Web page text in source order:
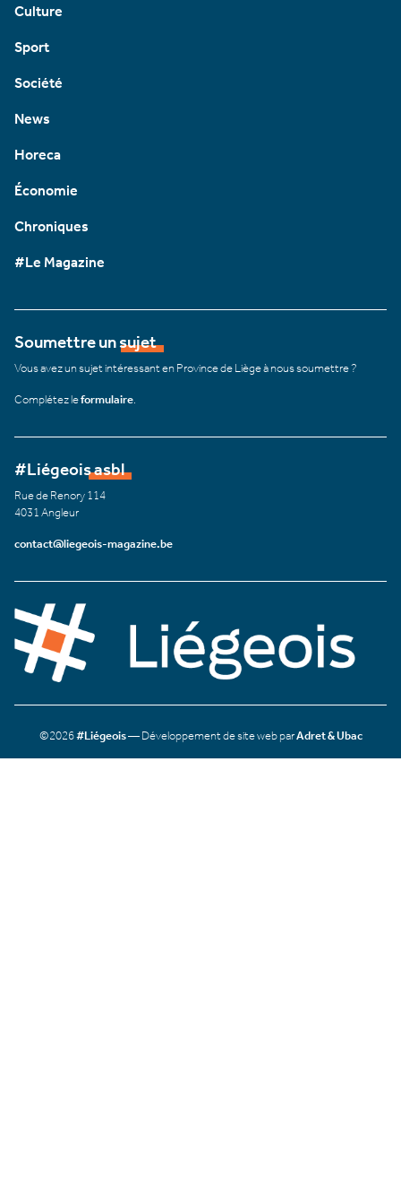
Culture
Sport
Société
News
Horeca
Économie
Chroniques
#Le Magazine
Soumettre un sujet
Vous avez un sujet intéressant en Province de Liège à nous soumettre ?
Complétez leformulaire
#Liégeois asbl
Rue de Renory 114
4031 Angleur
contact@liegeois-magazine.be
©2026#Liégeois— Développement de site web parAdret & Ubac